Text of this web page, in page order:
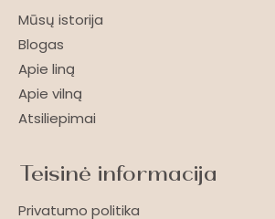
Mūsų istorija
Blogas
Apie liną
Apie vilną
Atsiliepimai
Teisinė informacija
Privatumo politika